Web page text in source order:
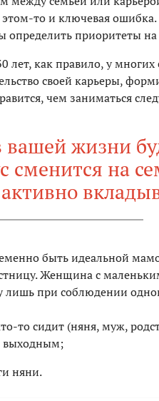
то и ключевая
определить приоритеты
лет, как правило, у
своей карьеры,
чем заниматься
вашей жизни
сменится на
быть идеальной
Женщина с
лишь при соблюдении
то сидит (няня, муж,
выходным;
няни.